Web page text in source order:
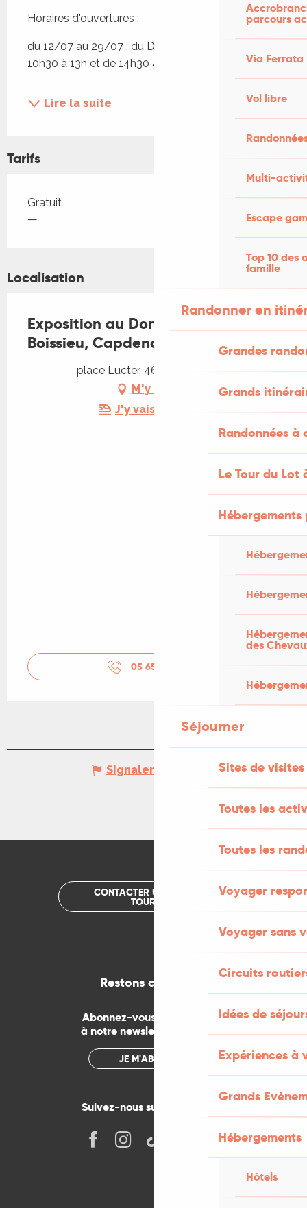
parcours
Via Ferrata
Vol libre
Multi-
Escape
Top 10 des
famille
Randonner en
Grandes
Grands
Randonnées
Le Tour du Lot
des
Séjourner
Sites de visites
Toutes les
Toutes les
Voyager
Voyager sans
Circuits
Idées de
Expériences à
Grands
Hébergements
Hôtels
Horaires d'ouvertures :
du 12/07 au 29/07 : du Dimanche au jeudi, de
10h30 à 13h et de 14h30 à 18h30
Lire la suite
Tarifs
Tarifs 2026
Gratuit
—
Localisation
Exposition au Donjon de Mme De
Boissieu, Capdenac le Haut
place Lucter, 46100 Capdenac
M'y rendre
J'y vais en train !
05 65 34 17
Signaler une erreur
CONTACTER UN OFFICE DE
TOURISME
Restons connectés
Abonnez-vous gratuitement
à notre newsletter mensuelle
JE M'ABONNE
Suivez-nous sur les réseaux !